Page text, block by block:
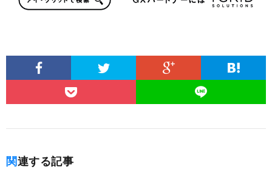
関連する記事